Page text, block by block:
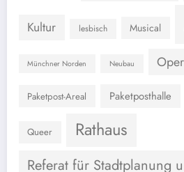
Kultur lesbisch Musical
Münchner Norden Neubau Oper
Paketpost-Areal Paketposthalle
Queer Rathaus
Referat für Stadtplanung